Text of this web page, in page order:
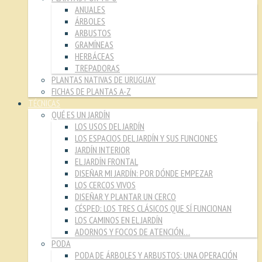
ANUALES
ÁRBOLES
ARBUSTOS
GRAMÍNEAS
HERBÁCEAS
TREPADORAS
PLANTAS NATIVAS DE URUGUAY
FICHAS DE PLANTAS A-Z
TÉCNICAS
QUÉ ES UN JARDÍN
LOS USOS DEL JARDÍN
LOS ESPACIOS DEL JARDÍN Y SUS FUNCIONES
JARDÍN INTERIOR
EL JARDÍN FRONTAL
DISEÑAR MI JARDÍN: POR DÓNDE EMPEZAR
LOS CERCOS VIVOS
DISEÑAR Y PLANTAR UN CERCO
CÉSPED: LOS TRES CLÁSICOS QUE SÍ FUNCIONAN
LOS CAMINOS EN EL JARDÍN
ADORNOS Y FOCOS DE ATENCIÓN…
PODA
PODA DE ÁRBOLES Y ARBUSTOS: UNA OPERACIÓN